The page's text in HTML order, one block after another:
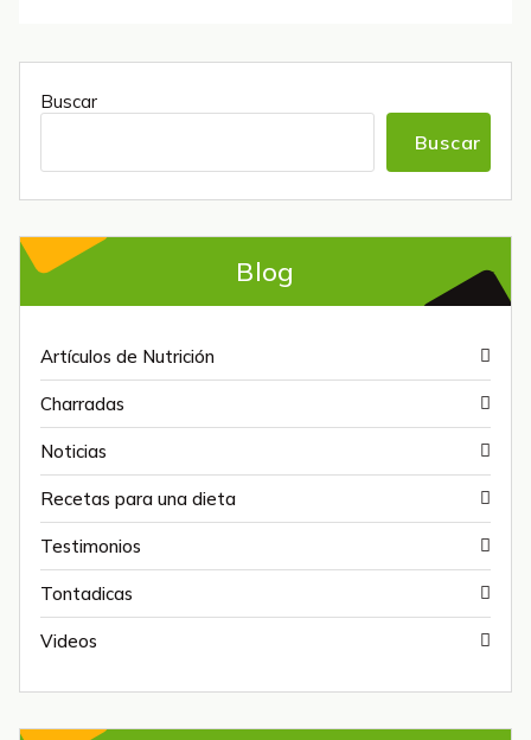
Buscar
Buscar
Blog
Artículos de Nutrición
Charradas
Noticias
Recetas para una dieta
Testimonios
Tontadicas
Videos